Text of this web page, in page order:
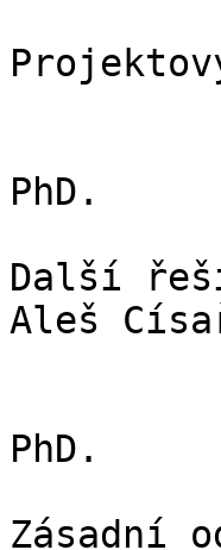
PhD.
Další
Aleš
PhD.
Zásadní